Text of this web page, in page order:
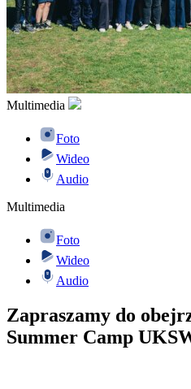
Multimedia
Foto
Wideo
Audio
Multimedia
Foto
Wideo
Audio
Zapraszamy do
Summer Camp